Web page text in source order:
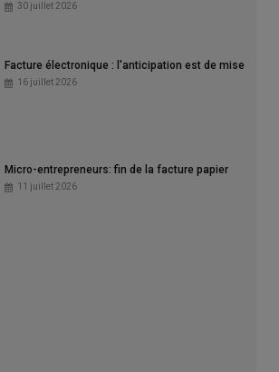
30 juillet 2026
Facture électronique : l'anticipation est de mise
16 juillet 2026
Micro-entrepreneurs: fin de la facture papier
11 juillet 2026